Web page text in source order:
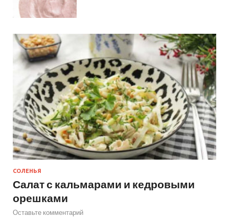
СОЛЕНЬЯ
Салат с кальмарами и кедровыми
орешками
Оставьте комментарий